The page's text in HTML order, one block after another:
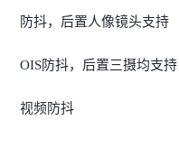
防抖，后置人像镜头支持
OIS防抖，后置三摄均支持
视频防抖